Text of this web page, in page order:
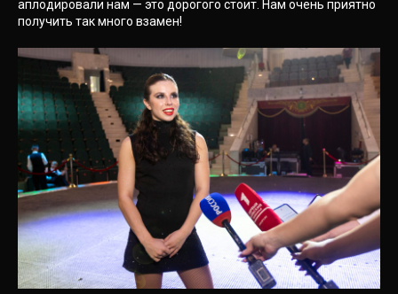
аплодировали нам — это дорогого стоит. Нам очень приятно
получить так много взамен!